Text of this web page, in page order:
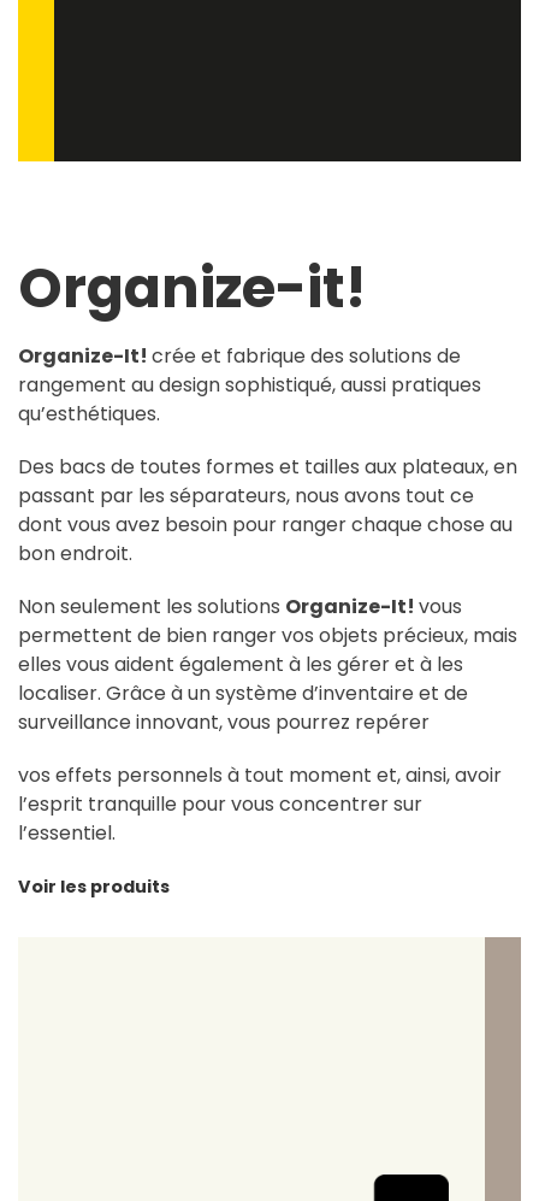
Organize-it!
Organize-It! crée et fabrique des solutions de
rangement au design sophistiqué, aussi pratiques
qu’esthétiques.
Des bacs de toutes formes et tailles aux plateaux, en
passant par les séparateurs, nous avons tout ce
dont vous avez besoin pour ranger chaque chose au
bon endroit.
Non seulement les solutions Organize-It! vous
permettent de bien ranger vos objets précieux, mais
elles vous aident également à les gérer et à les
localiser. Grâce à un système d’inventaire et de
surveillance innovant, vous pourrez repérer
vos effets personnels à tout moment et, ainsi, avoir
l’esprit tranquille pour vous concentrer sur
l’essentiel.
Voir les produits